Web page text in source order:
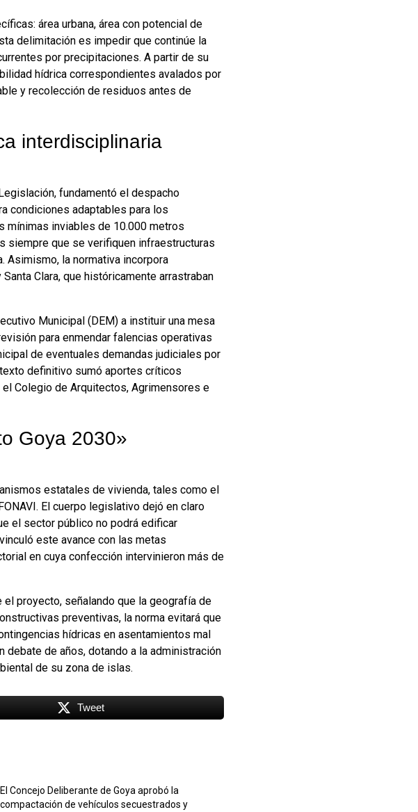
área urbana, área con potencial de
delimitación es impedir que continúe la
por precipitaciones. A partir de su
hídrica correspondientes avalados por
y recolección de residuos antes de
interdisciplinaria
fundamentó el despacho
condiciones adaptables para los
mínimas inviables de 10.000 metros
siempre que se verifiquen infraestructuras
. Asimismo, la normativa incorpora
Clara, que históricamente arrastraban
Municipal (DEM) a instituir una mesa
para enmendar falencias operativas
de eventuales demandas judiciales por
definitivo sumó aportes críticos
Colegio de Arquitectos, Agrimensores e
Goya 2030»
estatales de vivienda, tales como el
. El cuerpo legislativo dejó en claro
el sector público no podrá edificar
este avance con las metas
en cuya confección intervinieron más de
proyecto, señalando que la geografía de
preventivas, la norma evitará que
hídricas en asentamientos mal
debate de años, dotando a la administración
de su zona de islas.
Tweet
El Concejo Deliberante de Goya aprobó la
compactación de vehículos secuestrados y